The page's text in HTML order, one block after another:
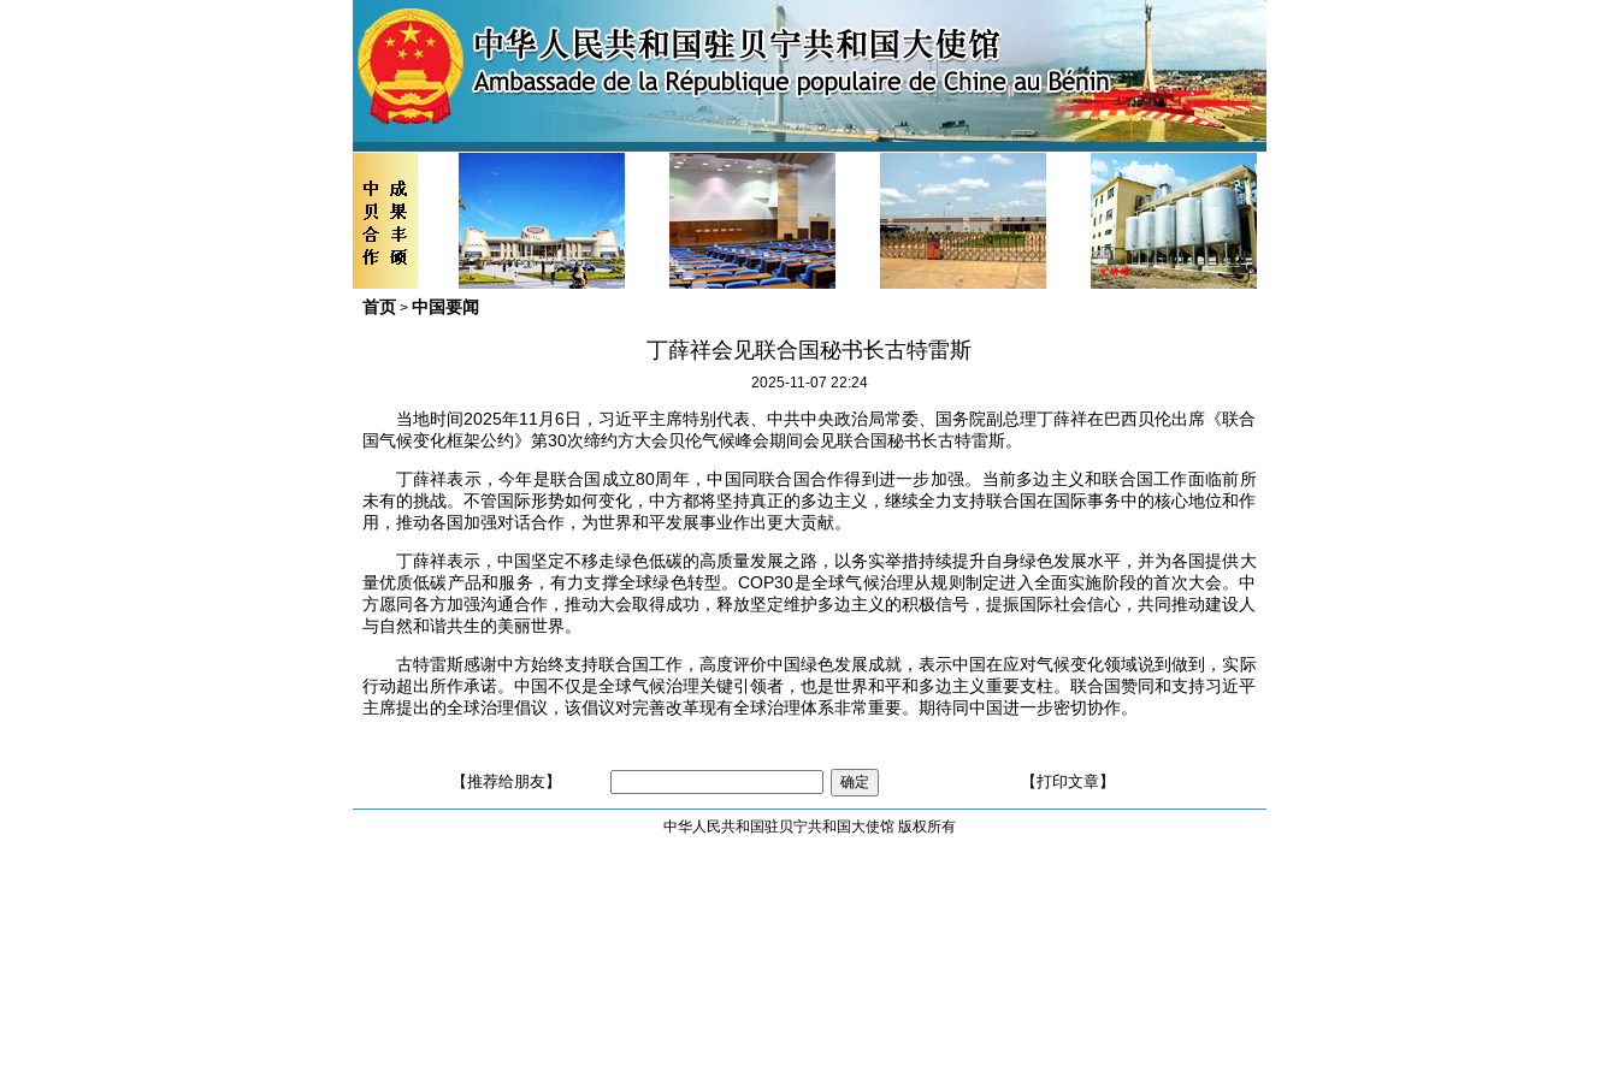
首页 > 中国要闻
丁薛祥会见联合国秘书长古特雷斯
2025-11-07 22:24
当地时间2025年11月6日，习近平主席特别代表、中共中央政治局常委、国务院副总理丁薛祥在巴西贝伦出席《联合
国气候变化框架公约》第30次缔约方大会贝伦气候峰会期间会见联合国秘书长古特雷斯。
丁薛祥表示，今年是联合国成立80周年，中国同联合国合作得到进一步加强。当前多边主义和联合国工作面临前所
未有的挑战。不管国际形势如何变化，中方都将坚持真正的多边主义，继续全力支持联合国在国际事务中的核心地位和作
用，推动各国加强对话合作，为世界和平发展事业作出更大贡献。
丁薛祥表示，中国坚定不移走绿色低碳的高质量发展之路，以务实举措持续提升自身绿色发展水平，并为各国提供大
量优质低碳产品和服务，有力支撑全球绿色转型。COP30是全球气候治理从规则制定进入全面实施阶段的首次大会。中
方愿同各方加强沟通合作，推动大会取得成功，释放坚定维护多边主义的积极信号，提振国际社会信心，共同推动建设人
与自然和谐共生的美丽世界。
古特雷斯感谢中方始终支持联合国工作，高度评价中国绿色发展成就，表示中国在应对气候变化领域说到做到，实际
行动超出所作承诺。中国不仅是全球气候治理关键引领者，也是世界和平和多边主义重要支柱。联合国赞同和支持习近平
主席提出的全球治理倡议，该倡议对完善改革现有全球治理体系非常重要。期待同中国进一步密切协作。
【推荐给朋友】 【打印文章】
中华人民共和国驻贝宁共和国大使馆 版权所有